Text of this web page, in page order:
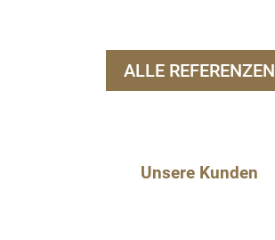
ALLE REFERENZEN
Unsere Kunden